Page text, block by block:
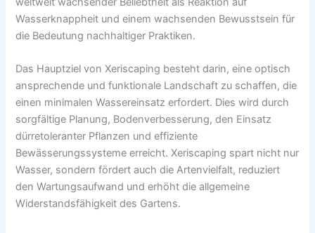
Wasserknappheit und einem wachsenden Bewusstsein für
die Bedeutung nachhaltiger Praktiken.
Das Hauptziel von Xeriscaping besteht darin, eine optisch
ansprechende und funktionale Landschaft zu schaffen, die
einen minimalen Wassereinsatz erfordert. Dies wird durch
sorgfältige Planung, Bodenverbesserung, den Einsatz
dürretoleranter Pflanzen und effiziente
Bewässerungssysteme erreicht. Xeriscaping spart nicht nur
Wasser, sondern fördert auch die Artenvielfalt, reduziert
den Wartungsaufwand und erhöht die allgemeine
Widerstandsfähigkeit des Gartens.